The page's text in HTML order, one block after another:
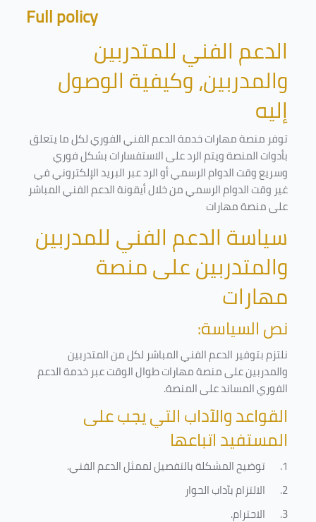
Full policy
الدعم الفني للمتدربين
والمدربين، وكيفية الوصول
إليه
توفر منصة مهارات خدمة الدعم الفني الفوري لكل ما يتعلق
بأدوات المنصة ويتم الرد على الاستفسارات بشكل فوري
وسريع وقت الدوام الرسمي أو الرد عبر البريد الإلكتروني في
غير وقت الدوام الرسمي من خلال أيقونة الدعم الفني المباشر
على منصة مهارات
سياسة الدعم الفني للمدربين
والمتدربين على منصة
مهارات
نص السياسة:
نلتزم بتوفير الدعم الفني المباشر لكل من المتدربين
والمدربين على منصة مهارات طوال الوقت عبر خدمة الدعم
الفوري المساند على المنصة.
القواعد والآداب التي يجب على
المستفيد اتباعها
1. توضيح المشكلة بالتفصيل لممثل الدعم الفني.
2.
الالتزام بآداب الحوار
3.
الاحترام.